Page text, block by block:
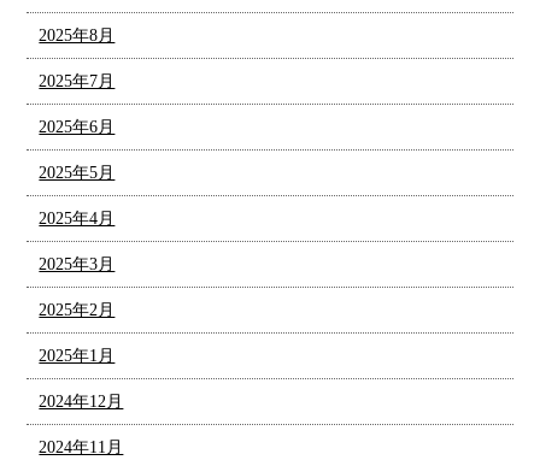
2025年8月
2025年7月
2025年6月
2025年5月
2025年4月
2025年3月
2025年2月
2025年1月
2024年12月
2024年11月